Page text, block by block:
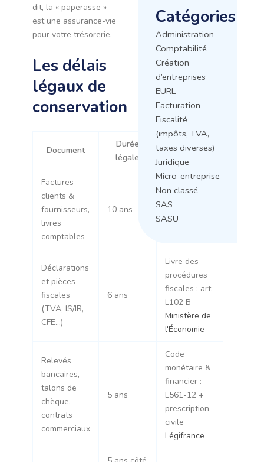
dit, la « paperasse »
est une assurance-vie
pour votre trésorerie.
Les délais
légaux de
conservation
Document
Durée
légale
Base
juridique
Factures
clients &
fournisseurs,
livres
comptables
10 ans
Code de
commerce :
art. L123-22
Déclarations
et pièces
fiscales
(TVA, IS/IR,
CFE…)
6 ans
Livre des
procédures
fiscales : art.
L102 B
Ministère de
l'Économie
Relevés
bancaires,
talons de
chèque,
contrats
commerciaux
5 ans
Code
monétaire &
financier :
L561-12 +
prescription
civile
Légifrance
Catégories
Administration
Comptabilité
Création
d’entreprises
EURL
Facturation
Fiscalité
(impôts, TVA,
taxes diverses)
Juridique
Micro-entreprise
Non classé
SAS
SASU